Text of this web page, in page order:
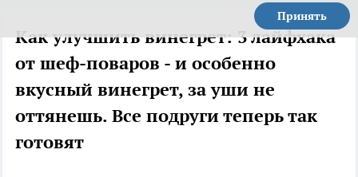
Принять
Как улучшить винегрет: 3 лайфхака
от шеф-поваров - и особенно
вкусный винегрет, за уши не
оттянешь. Все подруги теперь так
готовят